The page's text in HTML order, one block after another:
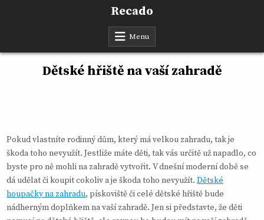
Recado
Menu
Dětské hřiště na vaší zahradě
Pokud vlastníte rodinný dům, který má velkou zahradu, tak je
škoda toho nevyužít. Jestliže máte děti, tak vás určitě už napadlo, co
byste pro ně mohli na zahradě vytvořit. V dnešní moderní době se
dá udělat či koupit cokoliv a je škoda toho nevyužít.Dětské
houpačky na zahradu, pískoviště či celé dětské hřiště bude
nádherným doplňkem na vaší zahradě. Jen si představte, že děti